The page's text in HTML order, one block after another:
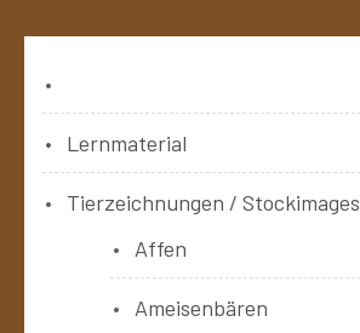
Lernmaterial
Tierzeichnungen / Stockimages
Affen
Ameisenbären